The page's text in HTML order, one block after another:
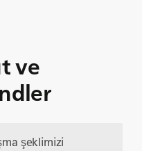
ve
şeklimizi